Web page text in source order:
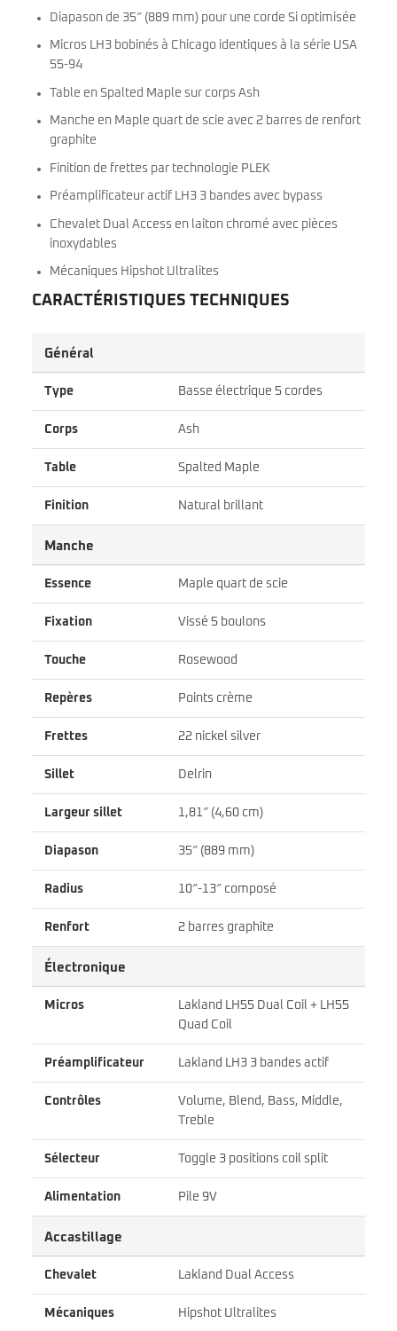
Diapason de 35″ (889 mm) pour une corde Si optimisée
Micros LH3 bobinés à Chicago identiques à la série USA
55-94
Table en Spalted Maple sur corps Ash
Manche en Maple quart de scie avec 2 barres de renfort
graphite
Finition de frettes par technologie PLEK
Préamplificateur actif LH3 3 bandes avec bypass
Chevalet Dual Access en laiton chromé avec pièces
inoxydables
Mécaniques Hipshot Ultralites
CARACTÉRISTIQUES TECHNIQUES
Général
Type Basse électrique 5 cordes
Corps Ash
Table Spalted Maple
Finition Natural brillant
Manche
Essence Maple quart de scie
Fixation Vissé 5 boulons
Touche Rosewood
Repères Points crème
Frettes 22 nickel silver
Sillet Delrin
Largeur sillet 1,81″ (4,60 cm)
Diapason 35″ (889 mm)
Radius 10″-13″ composé
Renfort 2 barres graphite
Électronique
Micros
Lakland LH55 Dual Coil + LH55
Quad Coil
Préamplificateur Lakland LH3 3 bandes actif
Contrôles
Volume, Blend, Bass, Middle,
Treble
Sélecteur Toggle 3 positions coil split
Alimentation Pile 9V
Accastillage
Chevalet Lakland Dual Access
Mécaniques Hipshot Ultralites